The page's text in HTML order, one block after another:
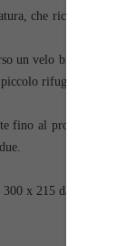
che ricorda i letti
un velo bianco o
rifugio all'aperto.
fino al proprio
x 215 da 180 cm.